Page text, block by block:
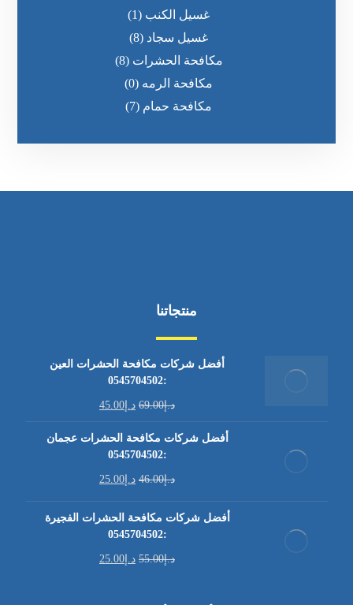
غسيل الكنب (1)
غسيل سجاد (8)
مكافحة الحشرات (8)
مكافحة الرمه (0)
مكافحة حمام (7)
منتجاتنا
أفضل شركات مكافحة الحشرات العين
:0545704502
د.إ69.00 د.إ 45.00
أفضل شركات مكافحة الحشرات عجمان
:0545704502
د.إ46.00 د.إ 25.00
أفضل شركات مكافحة الحشرات الفجيرة
:0545704502
د.إ55.00 د.إ 25.00